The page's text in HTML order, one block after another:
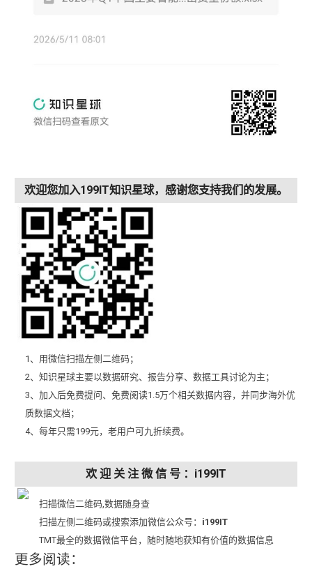
欢迎您加入199IT知识星球，感谢您支持我们的发展。
1、用微信扫描左侧二维码；
2、知识星球主要以数据研究、报告分享、数据工具讨论为主；
3、加入后免费提问、免费阅读1.5万个相关数据内容，并同步海外优
质数据文档；
4、每年只需199元，老用户可九折续费。
欢 迎 关 注 微 信 号 ：i199IT
扫描微信二维码,数据随身查
扫描左侧二维码或搜索添加微信公众号： i199IT
TMT最全的数据微信平台，随时随地获知有价值的数据信息
更多阅读：